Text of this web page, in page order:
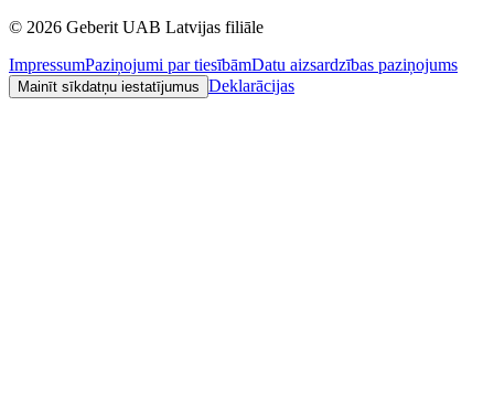
© 2026 Geberit UAB Latvijas filiāle
ImpressumPaziņojumi par tiesībāmDatu aizsardzības paziņojums
Mainīt sīkdatņu iestatījumus Deklarācijas